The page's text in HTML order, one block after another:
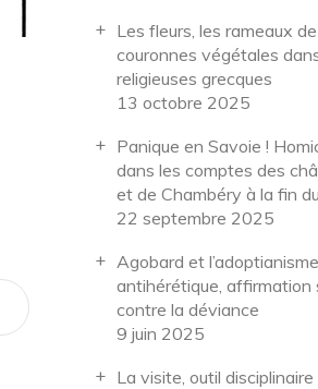
Les fleurs, les rameaux
couronnes végétales
religieuses grecques
13 octobre 2025
Panique en Savoie !
dans les comptes des
et de Chambéry à la fin
22 septembre 2025
Agobard et
antihérétique,
contre la déviance
9 juin 2025
La visite, outil